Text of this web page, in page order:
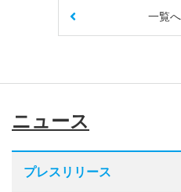
一覧
ニュース
プレスリリース